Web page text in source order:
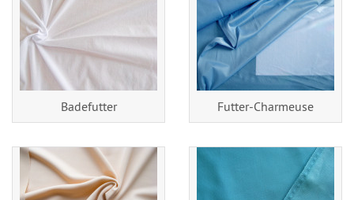
Badefutter Futter-Charmeuse